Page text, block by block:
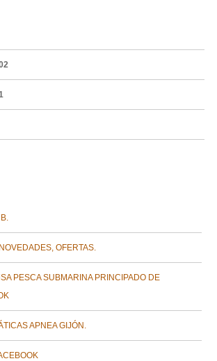
OFERTAS.
PESCA SUBMARINA PRINCIPADO DE
APNEA GIJÓN.